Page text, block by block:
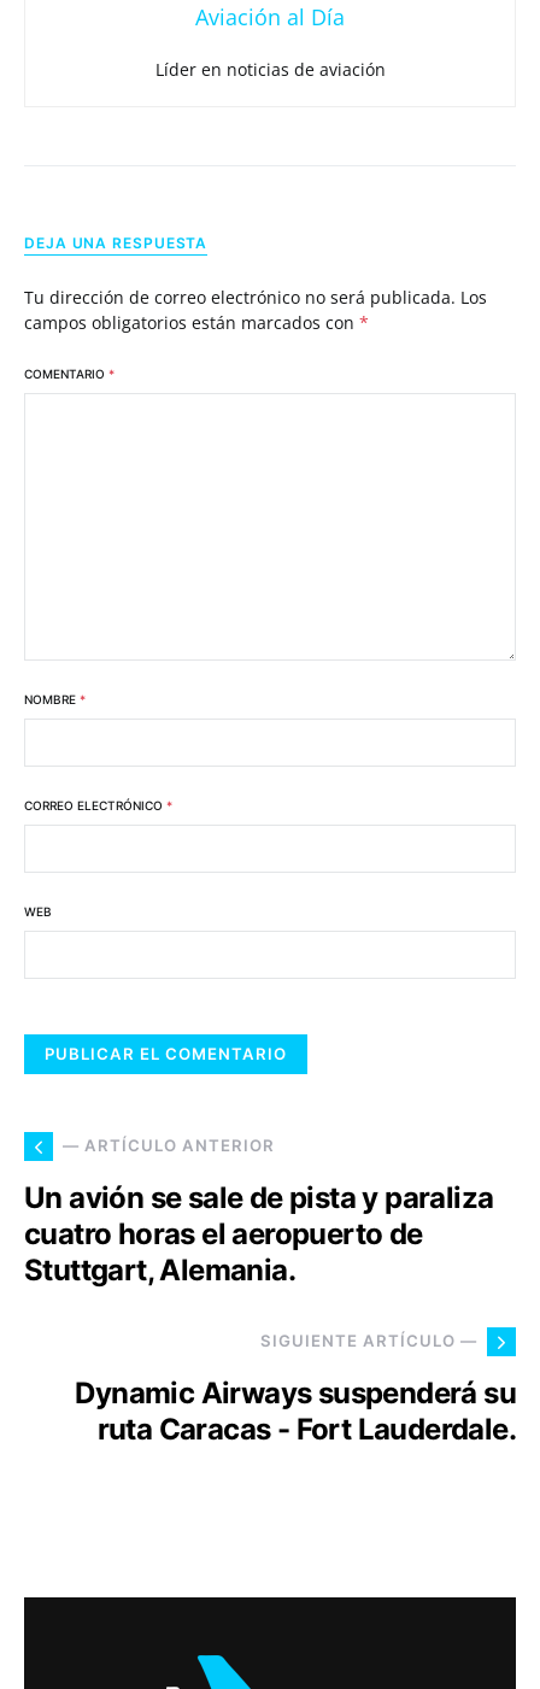
Aviación al Día
Líder en noticias de aviación
DEJA UNA RESPUESTA
Tu dirección de correo electrónico no será publicada. Los
campos obligatorios están marcados con *
COMENTARIO *
NOMBRE *
CORREO ELECTRÓNICO *
WEB
— ARTÍCULO ANTERIOR
Un avión se sale de pista y paraliza
cuatro horas el aeropuerto de
Stuttgart, Alemania.
SIGUIENTE ARTÍCULO —
Dynamic Airways suspenderá su
ruta Caracas - Fort Lauderdale.